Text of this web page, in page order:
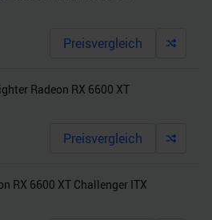
Preisvergleich
Radeon RX 6600 XT
Preisvergleich
RX 6600 XT Challenger ITX